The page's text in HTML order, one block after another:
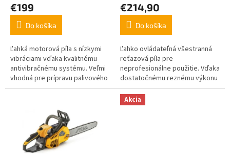
€199
Do košíka
Ľahká motorová píla s nízkymi
vibráciami vďaka kvalitnému
antivibračnému systému. Veľmi
vhodná pre prípravu palivového
dreva, na stavebné práce a
€214,90
Do košíka
Ľahko ovládateľná všestranná
reťazová píla pre
neprofesionálne použitie. Vďaka
dostatočnému reznému výkonu
je píla vhodná pre rezanie
palivového dreva, výrub
stromov menších...
Akcia